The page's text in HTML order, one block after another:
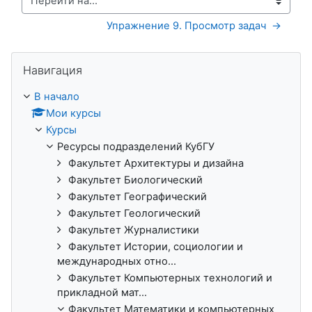
Перейти на...
Упражнение 9. Просмотр задач  →
Навигация
В начало
Мои курсы
Курсы
Ресурсы подразделений КубГУ
Факультет Архитектуры и дизайна
Факультет Биологический
Факультет Географический
Факультет Геологический
Факультет Журналистики
Факультет Истории, социологии и
международных отно...
Факультет Компьютерных технологий и
прикладной мат...
Факультет Математики и компьютерных